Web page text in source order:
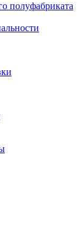
полуфабриката